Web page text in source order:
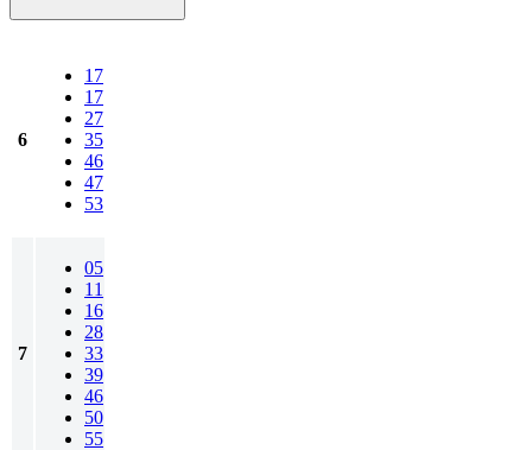
6
17
17
27
35
46
47
53
7
05
11
16
28
33
39
46
50
55